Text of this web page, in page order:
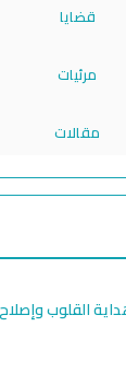
قضايا
مرئيات
مقالات
القلوب